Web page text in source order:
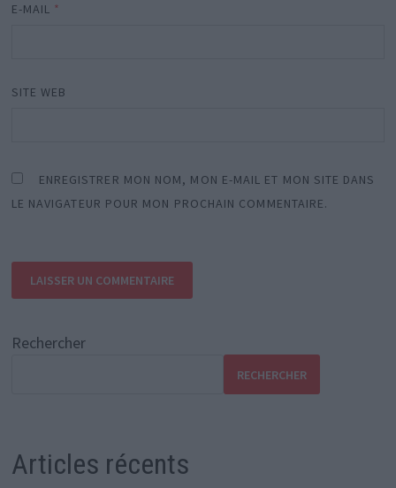
E-MAIL *
SITE WEB
ENREGISTRER MON NOM, MON E-MAIL ET MON SITE DANS
LE NAVIGATEUR POUR MON PROCHAIN COMMENTAIRE.
Rechercher
RECHERCHER
Articles récents